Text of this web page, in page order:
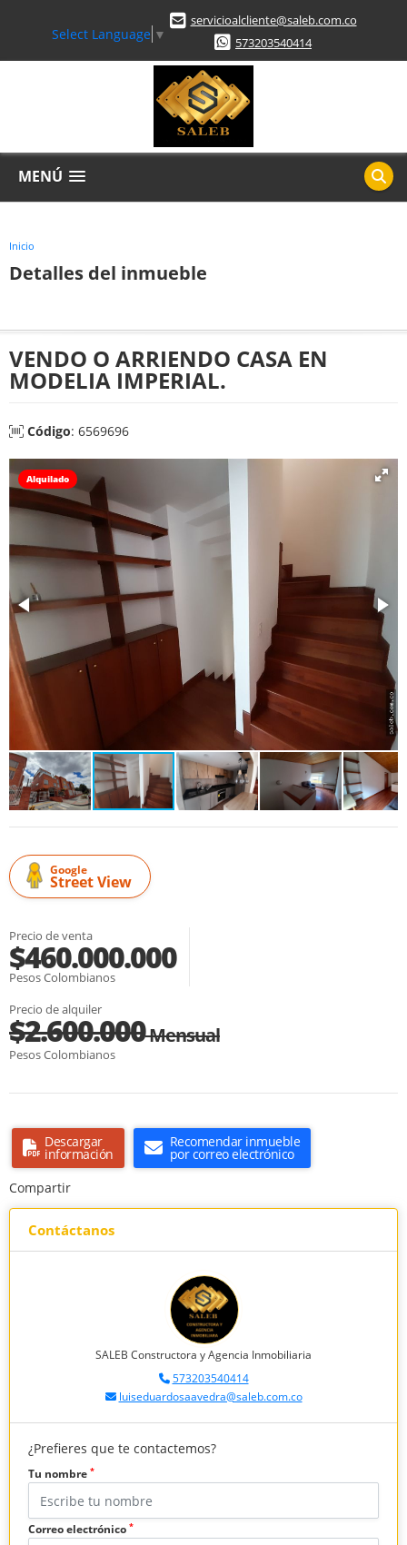
Select Language ▼
servicioalcliente@saleb.com.co
573203540414
MENÚ
Inicio
Detalles del inmueble
VENDO O ARRIENDO CASA EN
MODELIA IMPERIAL.
Código: 6569696
Alquilado
Google
Street View
Precio de venta
$460.000.000
Pesos Colombianos
Precio de alquiler
$2.600.000Mensual
Pesos Colombianos
Descargar
información
Recomendar inmueble
por correo electrónico
Compartir
Contáctanos
SALEB Constructora y Agencia Inmobiliaria
573203540414
luiseduardosaavedra@saleb.com.co
¿Prefieres que te contactemos?
Tu nombre *
Correo electrónico *